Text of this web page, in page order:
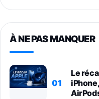
À NE PAS MANQUER
01
Le